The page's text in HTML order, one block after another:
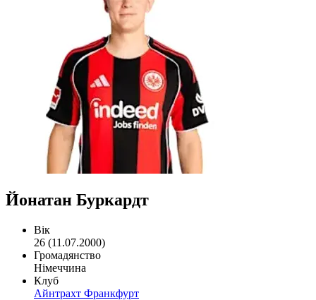
Йонатан Буркардт
Вік
26 (11.07.2000)
Громадянство
Німеччина
Клуб
Айнтрахт Франкфурт